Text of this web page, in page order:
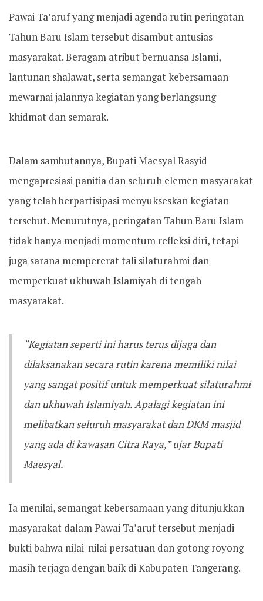
Pawai Ta’aruf yang menjadi agenda rutin peringatan
Tahun Baru Islam tersebut disambut antusias
masyarakat. Beragam atribut bernuansa Islami,
lantunan shalawat, serta semangat kebersamaan
mewarnai jalannya kegiatan yang berlangsung
khidmat dan semarak.
Dalam sambutannya, Bupati Maesyal Rasyid
mengapresiasi panitia dan seluruh elemen masyarakat
yang telah berpartisipasi menyukseskan kegiatan
tersebut. Menurutnya, peringatan Tahun Baru Islam
tidak hanya menjadi momentum refleksi diri, tetapi
juga sarana mempererat tali silaturahmi dan
memperkuat ukhuwah Islamiyah di tengah
masyarakat.
“Kegiatan seperti ini harus terus dijaga dan
dilaksanakan secara rutin karena memiliki nilai
yang sangat positif untuk memperkuat silaturahmi
dan ukhuwah Islamiyah. Apalagi kegiatan ini
melibatkan seluruh masyarakat dan DKM masjid
yang ada di kawasan Citra Raya,” ujar Bupati
Maesyal.
Ia menilai, semangat kebersamaan yang ditunjukkan
masyarakat dalam Pawai Ta’aruf tersebut menjadi
bukti bahwa nilai-nilai persatuan dan gotong royong
masih terjaga dengan baik di Kabupaten Tangerang.